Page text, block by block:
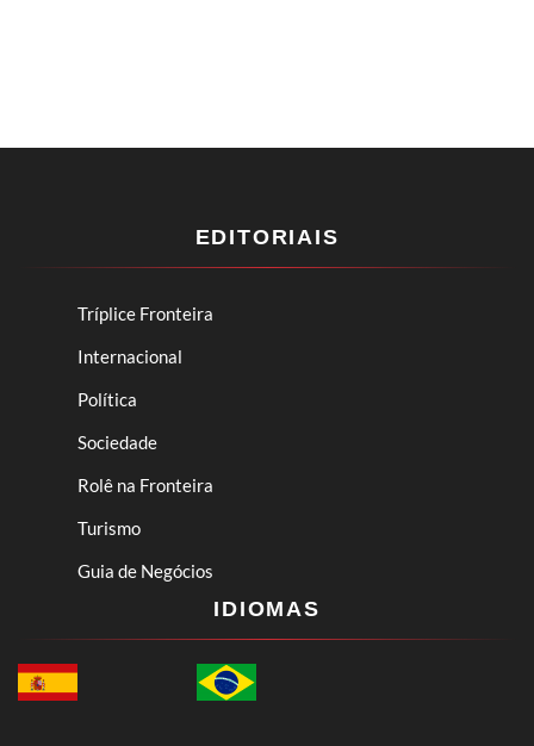
EDITORIAIS
Tríplice Fronteira
Internacional
Política
Sociedade
Rolê na Fronteira
Turismo
Guia de Negócios
IDIOMAS